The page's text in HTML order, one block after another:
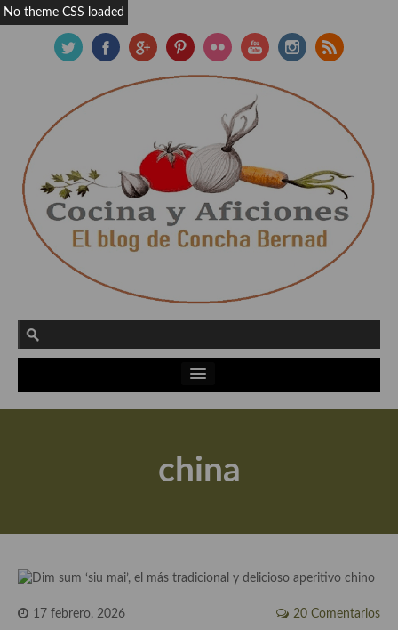
Actualidad y recomendaciones
Apuntes, estudios sobre temas interesantes e importantes
Flores en la cocina recetas
Técnicas de emplatado
china
17 febrero, 2026 20 Comentarios
No theme CSS loaded